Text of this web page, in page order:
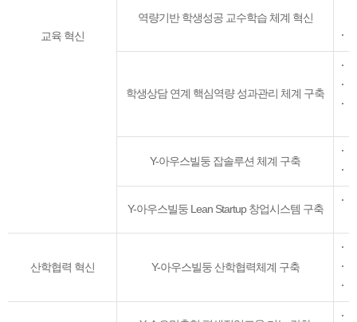
교육 혁신
역량기반 학생성공 교수학습 체계 혁신
학생상담 연계 핵심역량 성과관리 체계 구축
Y-아우스빌둥 잡솔루션 체계 구축
Y-아우스빌둥 Lean Startup 창업시스템 구축
산학협력 혁신 Y-아우스빌둥 산학협력체계 구축